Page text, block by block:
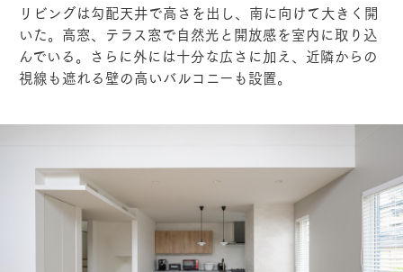
リビングは勾配天井で高さを出し、南に向けて大きく開
いた。高窓、テラス窓で自然光と開放感を室内に取り込
んでいる。さらに外には十分な広さに加え、近隣からの
視線も遮れる壁の高いバルコニーも設置。